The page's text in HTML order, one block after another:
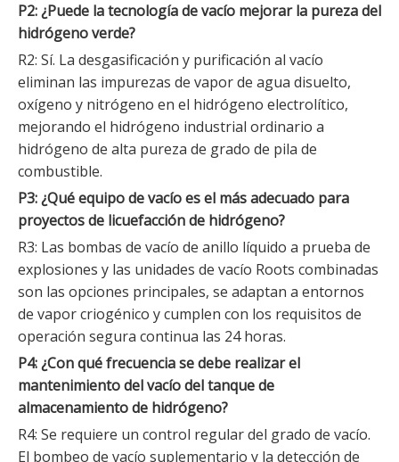
P2: ¿Puede la tecnología de vacío mejorar la pureza del
hidrógeno verde?
R2: Sí. La desgasificación y purificación al vacío
eliminan las impurezas de vapor de agua disuelto,
oxígeno y nitrógeno en el hidrógeno electrolítico,
mejorando el hidrógeno industrial ordinario a
hidrógeno de alta pureza de grado de pila de
combustible.
P3: ¿Qué equipo de vacío es el más adecuado para
proyectos de licuefacción de hidrógeno?
R3: Las bombas de vacío de anillo líquido a prueba de
explosiones y las unidades de vacío Roots combinadas
son las opciones principales, se adaptan a entornos
de vapor criogénico y cumplen con los requisitos de
operación segura continua las 24 horas.
P4: ¿Con qué frecuencia se debe realizar el
mantenimiento del vacío del tanque de
almacenamiento de hidrógeno?
R4: Se requiere un control regular del grado de vacío.
El bombeo de vacío suplementario y la detección de